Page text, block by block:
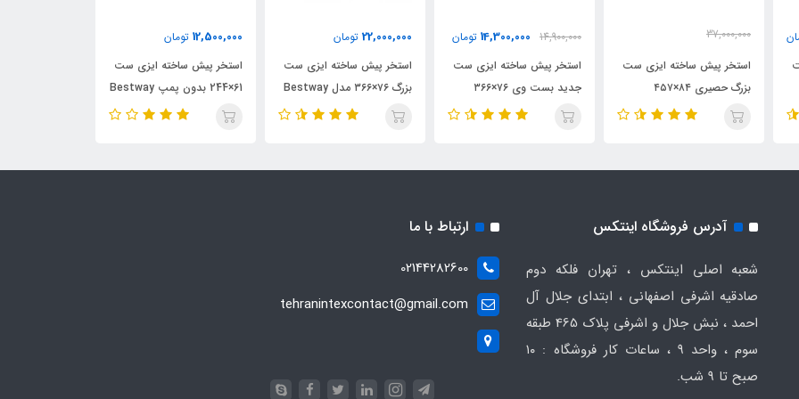
37,000,000
34,800,000 تومان
استخر پیش ساخته ایزی ست
بزرگ حصیری ۸۴×۴۵۷
Bestway 57315
14,900,000
14,300,000 تومان
استخر پیش ساخته ایزی ست
جدید بست وی ۷۶×۳۶۶
22,000,000 تومان
استخر پیش ساخته ایزی ست
بزرگ ۷۶×۳۶۶ مدل Bestway
57273
12,500,000 تومان
استخر پیش ساخته ایزی ست
61×244 بدون پمپ Bestway
57448
آدرس فروشگاه اینتکس
شعبه اصلی اینتکس ، تهران فلکه دوم
صادقیه اشرفی اصفهانی ، ابتدای جلال آل
احمد ، نبش جلال و اشرفی پلاک 465 طبقه
سوم ، واحد ۹ ، ساعات کار فروشگاه : ۱۰
صبح تا ۹ شب.
ارتباط با ما
02144282600
tehranintexcontact@gmail.com